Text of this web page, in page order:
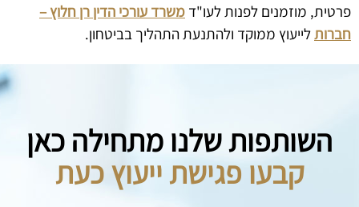
פרטית, מוזמנים לפנות לעו"ד משרד עורכי הדין רן חלוץ –
חברותלייעוץ ממוקד ולהתנעת התהליך בביטחון.
השותפות שלנו מתחילה כאן
קבעו פגישת ייעוץ כעת